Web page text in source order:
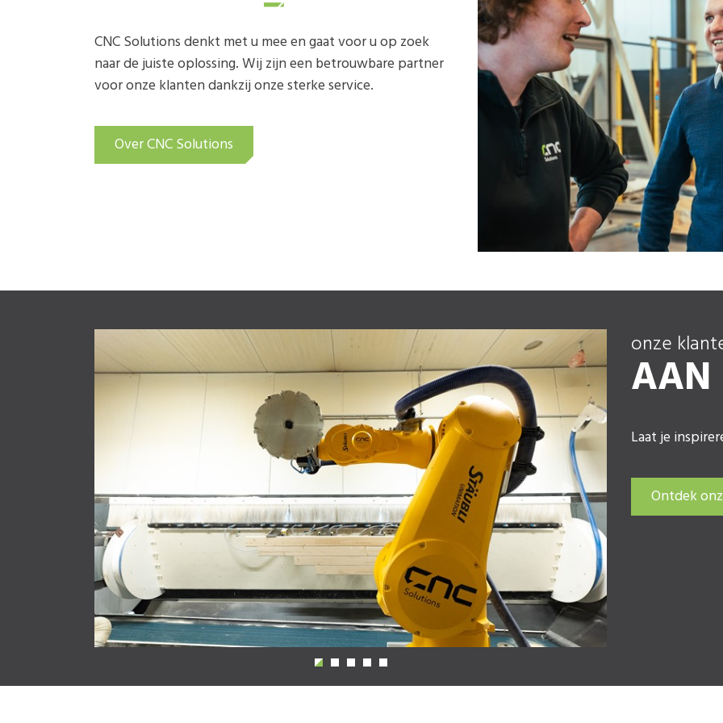
CNC Solutions denkt met u mee en gaat voor u op zoek
naar de juiste oplossing. Wij zijn een betrouwbare partner
voor onze klanten dankzij onze sterke service.
Over CNC Solutions
onze
AAN
Laat je
Ontdek
Previous Next